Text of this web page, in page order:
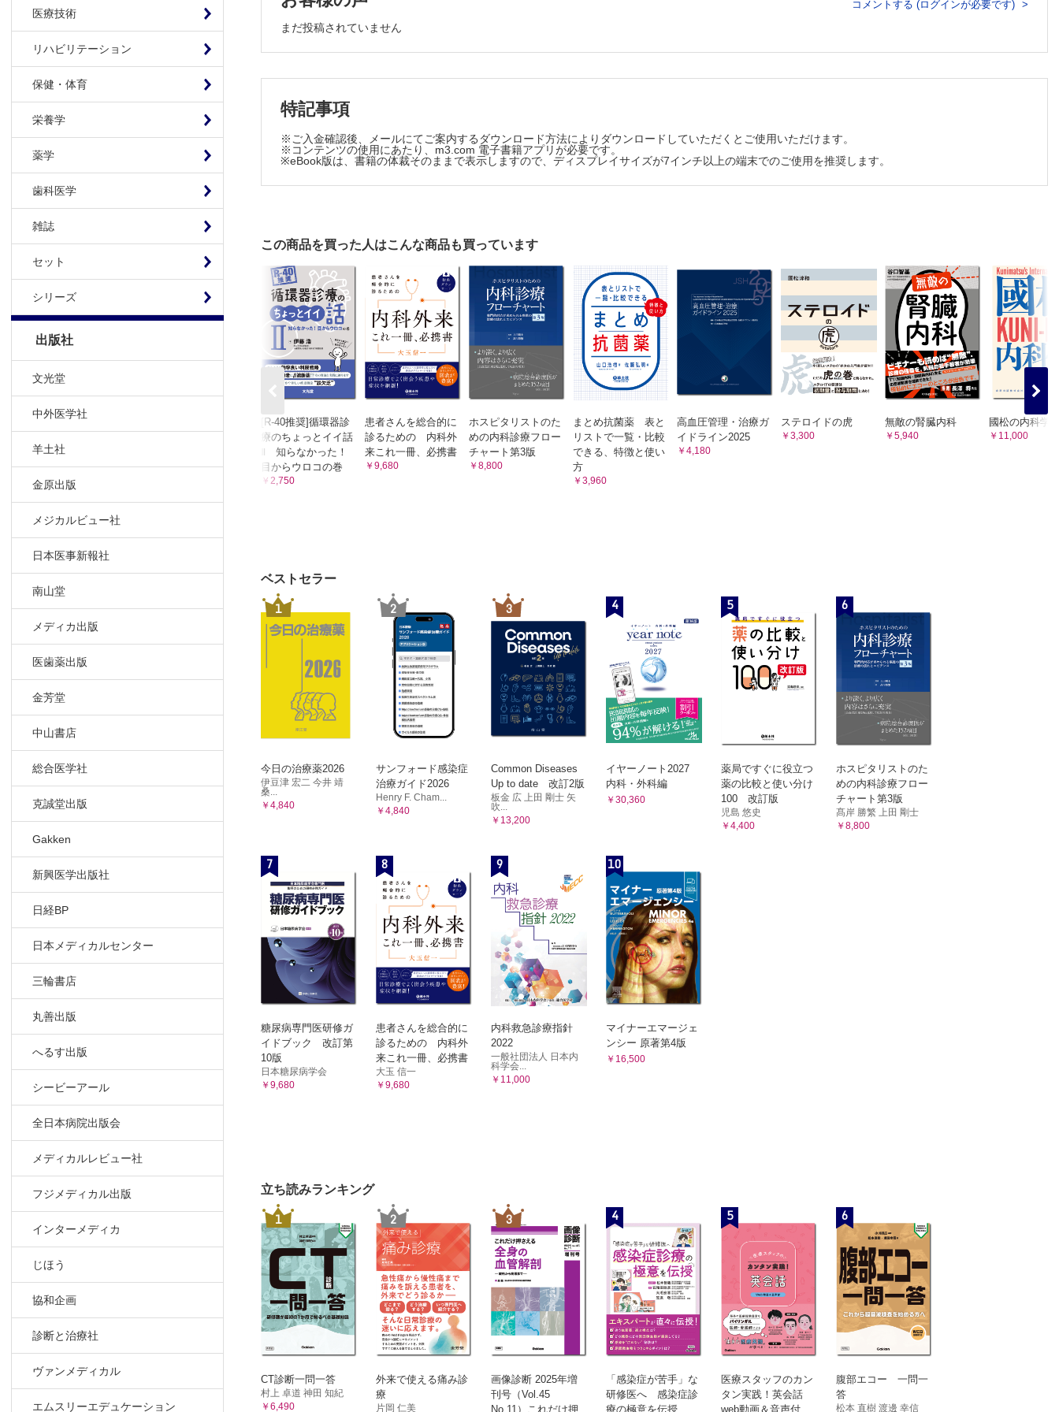
医療技術
リハビリテーション
保健・体育
栄養学
薬学
歯科医学
雑誌
セット
シリーズ
出版社
文光堂
中外医学社
羊土社
金原出版
メジカルビュー社
日本医事新報社
南山堂
メディカ出版
医歯薬出版
金芳堂
中山書店
総合医学社
克誠堂出版
Gakken
新興医学出版社
日経BP
日本メディカルセンター
三輪書店
丸善出版
へるす出版
シービーアール
全日本病院出版会
メディカルレビュー社
フジメディカル出版
インターメディカ
じほう
協和企画
診断と治療社
ヴァンメディカル
エムスリーエデュケーション
高カリウム(K)血症を怖がらない！：変わっていた正常値
LDL-C は本当に悪玉？：サクッと解説，LDL の真実
嘘っ， 消炎鎮痛薬（NSAIDs）で心不全？：体液貯留に要注意！
結局， 無効とされた治療
“Choosing Wisely（賢い選択）”を知る：世界が不要だとしている診療行為は？E
コメントする (ログインが必要です)
まだ投稿されていません
特記事項
※ご入金確認後、メールにてご案内するダウンロード方法によりダウンロードしていただくとご使用いただけます。
※コンテンツの使用にあたり、m3.com 電子書籍アプリが必要です。
※eBook版は、書籍の体裁そのままで表示しますので、ディスプレイサイズが7インチ以上の端末でのご使用を推奨します。
この商品を買った人はこんな商品も買っています
[R-40推奨]循環器診
療のちょっとイイ話
Ⅱ 知らなかった！
目からウロコの巻
￥2,750
患者さんを総合的に
診るための 内科外
来これ一冊、必携書
￥9,680
ホスピタリストのた
めの内科診療フロー
チャート第3版
￥8,800
まとめ抗菌薬 表と
リストで一覧・比較
できる、特徴と使い
方
￥3,960
高血圧管理・治療ガ
イドライン2025
￥4,180
ステロイドの虎
￥3,300
無敵の腎臓内科
￥5,940
國松の内科学
￥11,000
ベストセラー
1
今日の治療薬2026
伊豆津 宏二 今井 靖
桑...
￥4,840
2
サンフォード感染症
治療ガイド2026
Henry F. Cham...
￥4,840
3
Common Diseases
Up to date 改訂2版
板金 広 上田 剛士 矢
吹...
￥13,200
4
イヤーノート2027
内科・外科編
￥30,360
5
薬局ですぐに役立つ
薬の比較と使い分け
100 改訂版
児島 悠史
￥4,400
6
ホスピタリストのた
めの内科診療フロー
チャート第3版
髙岸 勝繁 上田 剛士
￥8,800
7
糖尿病専門医研修ガ
イドブック 改訂第
10版
日本糖尿病学会
￥9,680
8
患者さんを総合的に
診るための 内科外
来これ一冊、必携書
大玉 信一
￥9,680
9
内科救急診療指針
2022
一般社団法人 日本内
科学会...
￥11,000
10
マイナーエマージェ
ンシー 原著第4版
￥16,500
立ち読みランキング
1
CT診断一問一答
村上 卓道 神田 知紀
￥6,490
2
外来で使える痛み診
療
片岡 仁美
3
画像診断 2025年増
刊号（Vol.45
No.11）これだけ押
4
「感染症が苦手」な
研修医へ 感染症診
療の極意を伝授
5
医療スタッフのカン
タン実践！英会話
web動画＆音声付
6
腹部エコー 一問一
答
松本 直樹 渡邊 幸信